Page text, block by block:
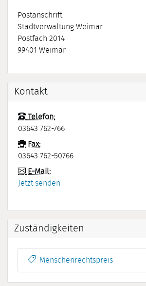
Postanschrift
Stadtverwaltung Weimar
Postfach 2014
99401 Weimar
Kontakt
Telefon:
03643 762-766
Fax:
03643 762-50766
E-Mail:
Jetzt senden
Zuständigkeiten
Menschenrechtspreis